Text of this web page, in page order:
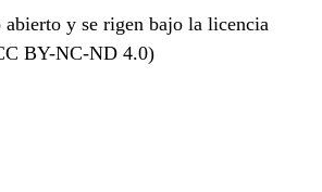
abierto y se rigen bajo la licencia
BY-NC-ND 4.0)